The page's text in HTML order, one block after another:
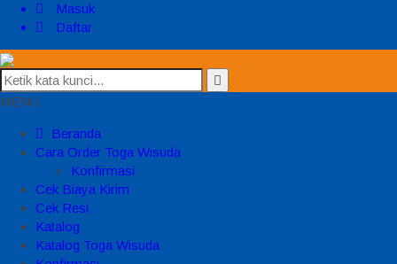
Masuk
Daftar
MENU
Beranda
Cara Order Toga Wisuda
Konfirmasi
Cek Biaya Kirim
Cek Resi
Katalog
Katalog Toga Wisuda